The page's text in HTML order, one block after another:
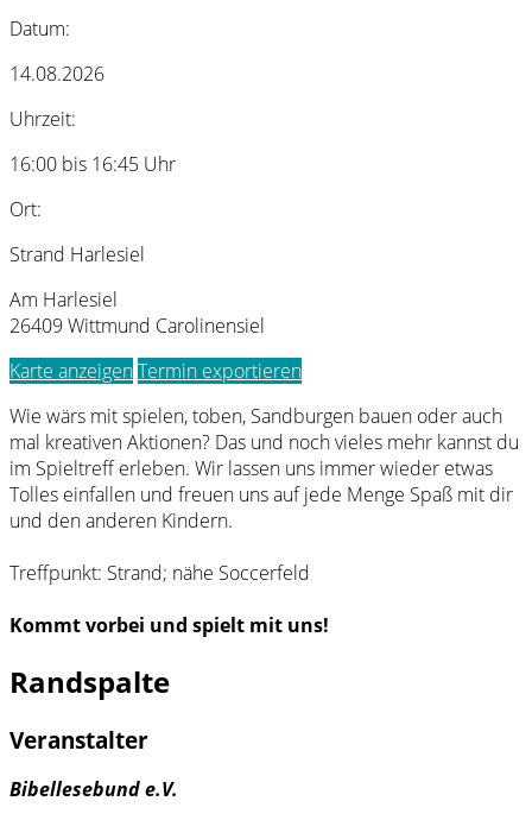
Datum:
14.08.2026
Uhrzeit:
16:00 bis 16:45 Uhr
Ort:
Strand Harlesiel
Am Harlesiel
26409 Wittmund Carolinensiel
Karte anzeigenTermin exportieren
Wie wärs mit spielen, toben, Sandburgen bauen oder auch
mal kreativen Aktionen? Das und noch vieles mehr kannst du
im Spieltreff erleben. Wir lassen uns immer wieder etwas
Tolles einfallen und freuen uns auf jede Menge Spaß mit dir
und den anderen Kindern.
Treffpunkt: Strand; nähe Soccerfeld
Kommt vorbei und spielt mit uns!
Randspalte
Veranstalter
Bibellesebund e.V.